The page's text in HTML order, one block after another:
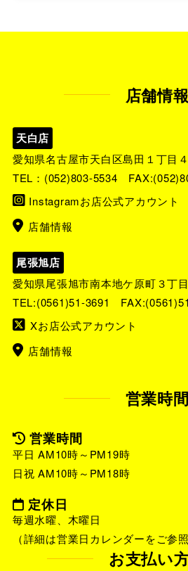
店舗情報
天白店
愛知県名古屋市天白区島田１丁目
TEL： (052)803-5534
Instagramお店公式アカウント
店舗情報
尾張旭店
愛知県尾張旭市南本地ケ原町３丁
TEL:(0561)51-3691
Xお店公式アカウント
店舗情報
営業時間
営業時間
平日 AM10時～PM19時
日祝 AM10時～PM18時
定休日
毎週水曜、木曜日
（詳細は営業日カレンダーをご参
お支払い